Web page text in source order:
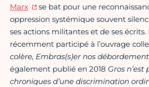
Marx
se bat pour une
oppression systémique souvent
ses actions militantes et de ses écrits.
récemment participé à l’ouvrage
colère, Embras(s)er nos
également publié en 2018 Gros
chroniques d’une discrimination